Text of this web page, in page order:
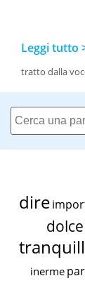
Leggi tutto
tratto dalla
dire
dolce
inerme